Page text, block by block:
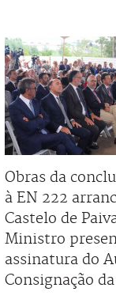
Obras da
à EN 222
Castelo de
Ministro
assinatura do
Consignação